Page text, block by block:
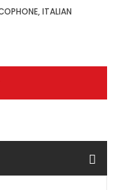
ITALIAN